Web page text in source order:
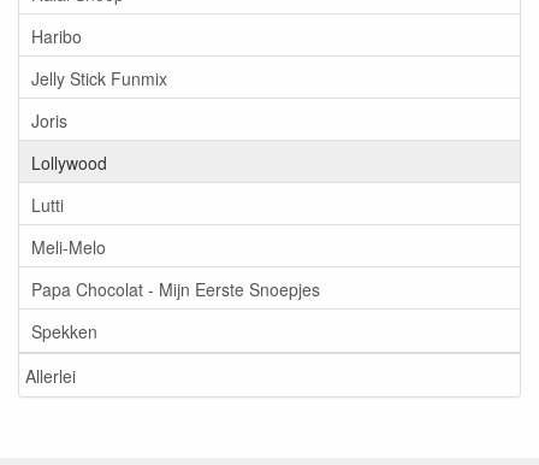
Haribo
Jelly Stick Funmix
Joris
Lollywood
Lutti
Meli-Melo
Papa Chocolat - Mijn Eerste Snoepjes
Spekken
Allerlei